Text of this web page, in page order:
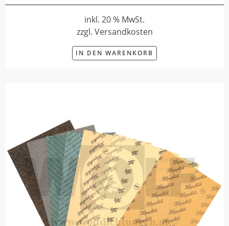
inkl. 20 % MwSt.
zzgl. Versandkosten
IN DEN WARENKORB